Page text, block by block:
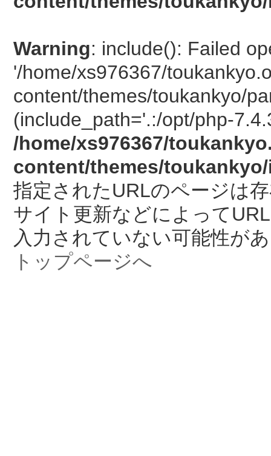
Warning: include(): Failed
'/home/xs976367/
content/themes/toukankyo/
(include_path='.:/opt/php-
/home/xs976367/
content/themes/
指定されたURLのページは
サイト更新などによって
入力されていない可能性が
トップページへ